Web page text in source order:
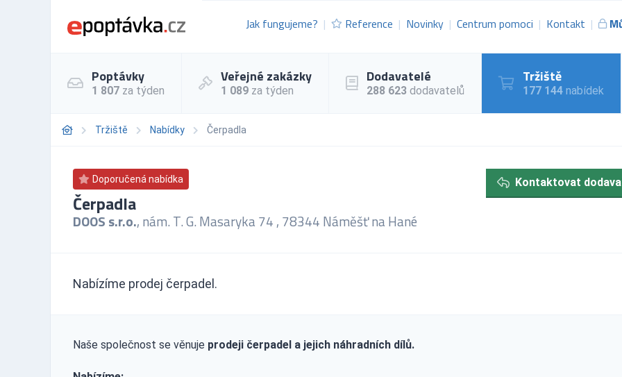
Jak fungujeme? Reference Novinky Centrum pomoci Kontakt
Poptávky
1 807 za týden
Veřejné zakázky
1 089 za týden
Dodavatelé
288 623 dodavatelů
Tržiště
177 144 nabídek
Tržiště Nabídky Čerpadla
Doporučená nabídka
Čerpadla
DOOS s.r.o., nám. T. G. Masaryka 74 , 78344 Náměšť na Hané
Kontaktovat
Nabízíme prodej čerpadel.
Naše společnost se věnuje prodeji čerpadel a jejich náhradních dílů.